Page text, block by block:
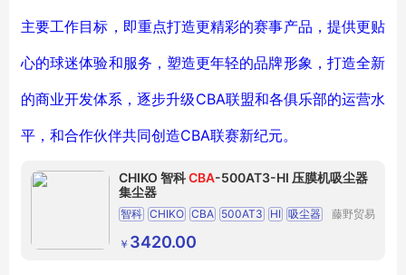
主要工作目标，即重点打造更精彩的赛事产品，提供更贴
心的球迷体验和服务，塑造更年轻的品牌形象，打造全新
的商业开发体系，逐步升级CBA联盟和各俱乐部的运营水
平，和合作伙伴共同创造CBA联赛新纪元。
CHIKO 智科CBA-500AT3-HI 压膜机吸尘器
集尘器
智科 CHIKO CBA 500AT3 HI 吸尘器
集尘器
藤野贸易
￥ 3420.00